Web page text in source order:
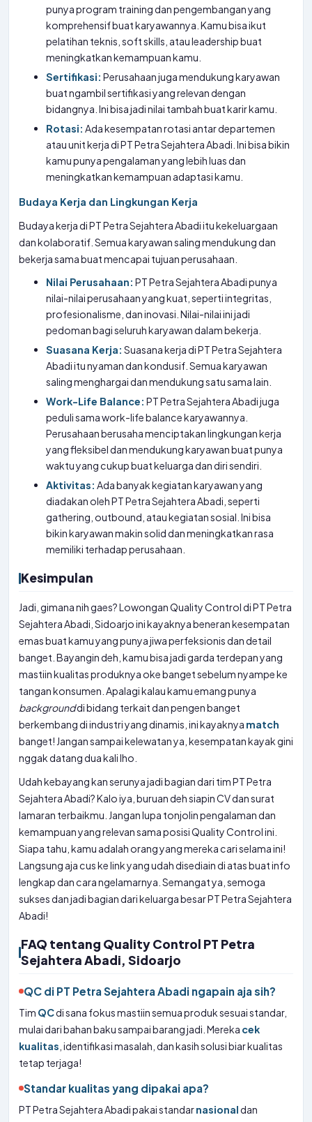
punya program training dan pengembangan yang
komprehensif buat karyawannya. Kamu bisa ikut
pelatihan teknis, soft skills, atau leadership buat
meningkatkan kemampuan kamu.
Sertifikasi: Perusahaan juga mendukung karyawan
buat ngambil sertifikasi yang relevan dengan
bidangnya. Ini bisa jadi nilai tambah buat karir kamu.
Rotasi: Ada kesempatan rotasi antar departemen
atau unit kerja di PT Petra Sejahtera Abadi. Ini bisa bikin
kamu punya pengalaman yang lebih luas dan
meningkatkan kemampuan adaptasi kamu.
Budaya Kerja dan Lingkungan Kerja
Budaya kerja di PT Petra Sejahtera Abadi itu kekeluargaan
dan kolaboratif. Semua karyawan saling mendukung dan
bekerja sama buat mencapai tujuan perusahaan.
Nilai Perusahaan: PT Petra Sejahtera Abadi punya
nilai-nilai perusahaan yang kuat, seperti integritas,
profesionalisme, dan inovasi. Nilai-nilai ini jadi
pedoman bagi seluruh karyawan dalam bekerja.
Suasana Kerja: Suasana kerja di PT Petra Sejahtera
Abadi itu nyaman dan kondusif. Semua karyawan
saling menghargai dan mendukung satu sama lain.
Work-Life Balance: PT Petra Sejahtera Abadi juga
peduli sama work-life balance karyawannya.
Perusahaan berusaha menciptakan lingkungan kerja
yang fleksibel dan mendukung karyawan buat punya
waktu yang cukup buat keluarga dan diri sendiri.
Aktivitas: Ada banyak kegiatan karyawan yang
diadakan oleh PT Petra Sejahtera Abadi, seperti
gathering, outbound, atau kegiatan sosial. Ini bisa
bikin karyawan makin solid dan meningkatkan rasa
memiliki terhadap perusahaan.
Kesimpulan
Jadi, gimana nih gaes? Lowongan Quality Control di PT Petra
Sejahtera Abadi, Sidoarjo ini kayaknya beneran kesempatan
emas buat kamu yang punya jiwa perfeksionis dan detail
banget. Bayangin deh, kamu bisa jadi garda terdepan yang
mastiin kualitas produknya oke banget sebelum nyampe ke
tangan konsumen. Apalagi kalau kamu emang punya
backgrounddi bidang terkait dan pengen banget
berkembang di industri yang dinamis, ini kayaknya match
banget! Jangan sampai kelewatan ya, kesempatan kayak gini
nggak datang dua kali lho.
Udah kebayang kan serunya jadi bagian dari tim PT Petra
Sejahtera Abadi? Kalo iya, buruan deh siapin CV dan surat
lamaran terbaikmu. Jangan lupa tonjolin pengalaman dan
kemampuan yang relevan sama posisi Quality Control ini.
Siapa tahu, kamu adalah orang yang mereka cari selama ini!
Langsung aja cus ke link yang udah disediain di atas buat info
lengkap dan cara ngelamarnya. Semangat ya, semoga
sukses dan jadi bagian dari keluarga besar PT Petra Sejahtera
Abadi!
FAQ tentang Quality Control PT Petra
Sejahtera Abadi, Sidoarjo
QC di PT Petra Sejahtera Abadi ngapain aja sih?
Tim QCdi sana fokus mastiin semua produk sesuai standar,
mulai dari bahan baku sampai barang jadi. Mereka cek
kualitas , identifikasi masalah, dan kasih solusi biar kualitas
tetap terjaga!
Standar kualitas yang dipakai apa?
PT Petra Sejahtera Abadi pakai standarnasionaldan